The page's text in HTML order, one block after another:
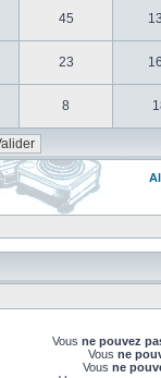
45
23
8
Vous ne pouvez
Vous ne
Vous ne